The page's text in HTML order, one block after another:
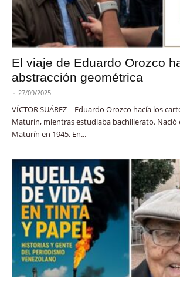
El viaje de Eduardo Orozco
abstracción geométrica
- 27/09/2025
VÍCTOR SUÁREZ - Eduardo Orozco hacía los
Maturín, mientras estudiaba bachillerato. Nació
Maturín en 1945. En...